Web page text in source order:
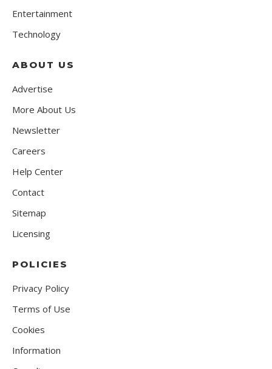
Entertainment
Technology
ABOUT US
Advertise
More About Us
Newsletter
Careers
Help Center
Contact
Sitemap
Licensing
POLICIES
Privacy Policy
Terms of Use
Cookies
Information